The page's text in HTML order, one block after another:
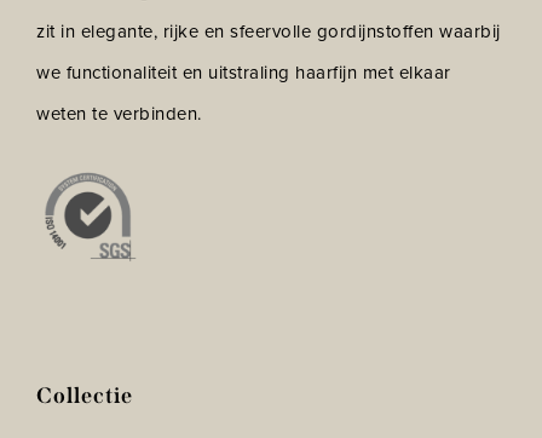
zit in elegante, rijke en sfeervolle gordijnstoffen waarbij
we functionaliteit en uitstraling haarfijn met elkaar
weten te verbinden.
Collectie